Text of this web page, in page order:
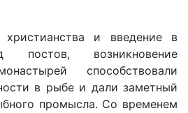
и введение в
постов, возникновение
способствовали
в рыбе и дали заметный
промысла. Со временем